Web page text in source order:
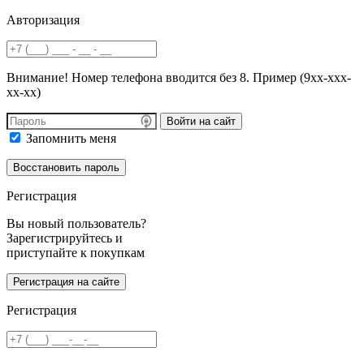
Авторизация
Внимание! Номер телефона вводится без 8. Пример (9хх-ххх-
хх-хх)
Войти на сайт
Запомнить меня
Регистрация
Вы новый пользователь?
Зарегистрируйтесь и
приступайте к покупкам
Регистрация